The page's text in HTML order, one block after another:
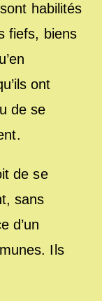
habilités
fiefs, biens
ont
de se
de se
sans
d’un
Ils